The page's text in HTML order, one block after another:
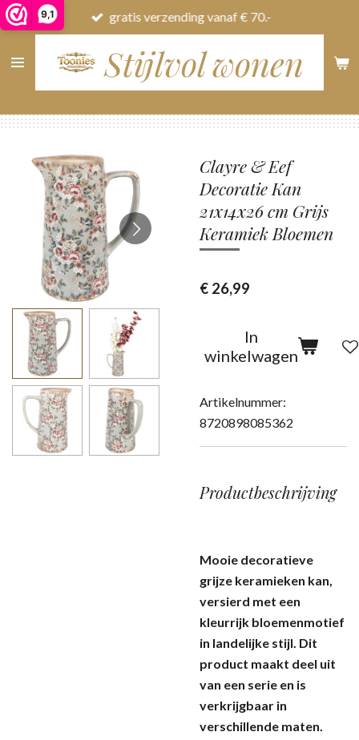
9,1
Ga
direct
naar
Stijlvol wonen
gratis verzending vanaf € 70.-
Clayre & Eef
Decoratie Kan
21x14x26 cm Grijs
Keramiek Bloemen
€ 26,99
In
winkelwagen
Artikelnummer:
8720898085362
Productbeschrijving
Mooie decoratieve
grijze keramieken kan,
versierd met een
kleurrijk bloemenmotief
in landelijke stijl. Dit
product maakt deel uit
van een serie en is
verkrijgbaar in
verschillende maten.